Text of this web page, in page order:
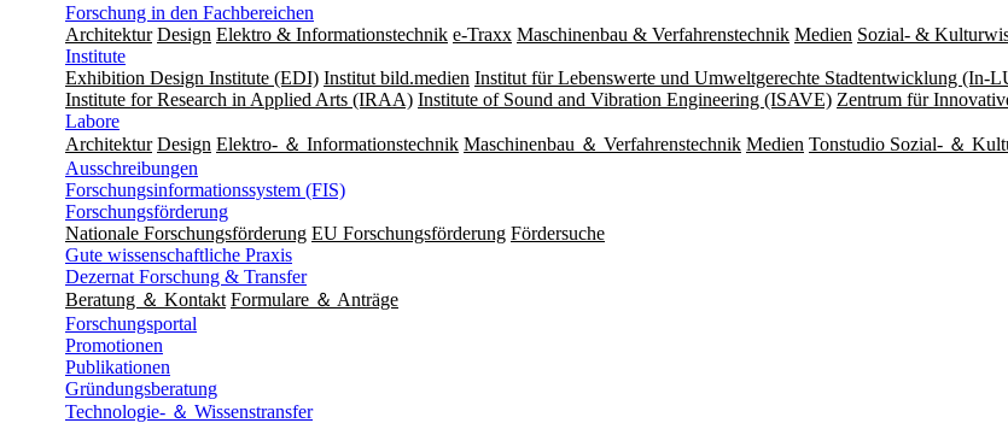
Forschung in den Fachbereichen
Architektur Design Elektro & Informationstechnik e-Traxx Maschinenbau & Verfahrenstechnik Medien Sozial- &
Institute
Exhibition Design Institute (EDI) Institut bild.medien Institut für Lebenswerte und Umweltgerechte Stadtentwicklung (In-
Institute for Research in Applied Arts (IRAA) Institute of Sound and Vibration Engineering (ISAVE) Zentrum für
Labore
Architektur Design Elektro- ＆ Informationstechnik Maschinenbau ＆ Verfahrenstechnik Medien Tonstudio Sozial- ＆
Ausschreibungen
Forschungsinformationssystem (FIS)
Forschungsförderung
Nationale Forschungsförderung EU Forschungsförderung Fördersuche
Gute wissenschaftliche Praxis
Dezernat Forschung & Transfer
Beratung ＆ Kontakt Formulare ＆ Anträge
Forschungsportal
Promotionen
Publikationen
Gründungsberatung
Technologie- ＆ Wissenstransfer